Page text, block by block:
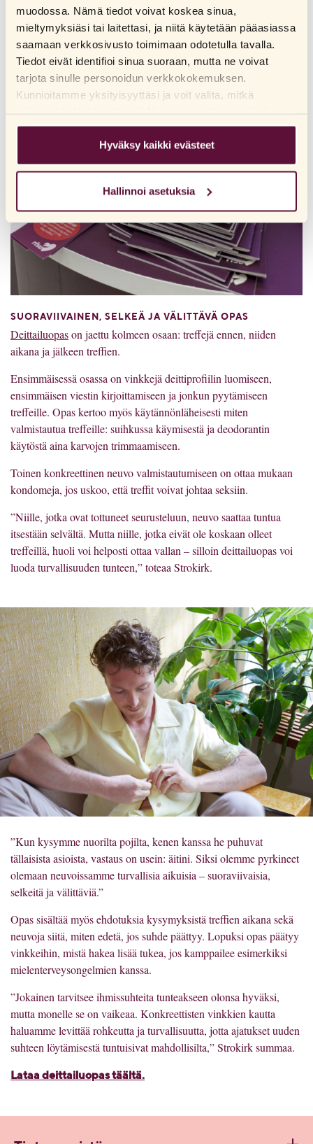
muodossa. Nämä tiedot voivat koskea sinua,
mieltymyksiäsi tai laitettasi, ja niitä käytetään pääasiassa
saamaan verkkosivusto toimimaan odotetulla tavalla.
Tiedot eivät identifioi sinua suoraan, mutta ne voivat
tarjota sinulle personoidun verkkokokemuksen.
Kunnioitamme yksityisyyttäsi ja voit valita, mitkä
otsikoita saadaksesi lisätietoja ja muuttaaksesi
oletusasetuksiamme. Huomaathan, että evästeiden
estäminen voi vaikuttaa sivuston käyttökokemukseen ja
verkkosivuillamme aiemmin ja hyväksynyt evästeiden
käytön, voit aina poistaa ne siirtymällä selaimesi
tietosuoja-asetuksiin.
Hyväksy kaikki evästeet
Hallinnoi asetuksia
SUORAVIIVAINEN, SELKEÄ JA VÄLITTÄVÄ OPAS
Deittailuopason jaettu kolmeen osaan: treffejä ennen, niiden
aikana ja jälkeen treffien.
Ensimmäisessä osassa on vinkkejä deittiprofiilin luomiseen,
ensimmäisen viestin kirjoittamiseen ja jonkun pyytämiseen
treffeille. Opas kertoo myös käytännönläheisesti miten
valmistautua treffeille: suihkussa käymisestä ja deodorantin
käytöstä aina karvojen trimmaamiseen.
Toinen konkreettinen neuvo valmistautumiseen on ottaa mukaan
kondomeja, jos uskoo, että treffit voivat johtaa seksiin.
”Niille, jotka ovat tottuneet seurusteluun, neuvo saattaa tuntua
itsestään selvältä. Mutta niille, jotka eivät ole koskaan olleet
treffeillä, huoli voi helposti ottaa vallan – silloin deittailuopas voi
luoda turvallisuuden tunteen,” toteaa Strokirk.
”Kun kysymme nuorilta pojilta, kenen kanssa he puhuvat
tällaisista asioista, vastaus on usein: äitini. Siksi olemme pyrkineet
olemaan neuvoissamme turvallisia aikuisia – suoraviivaisia,
selkeitä ja välittäviä.”
Opas sisältää myös ehdotuksia kysymyksistä treffien aikana sekä
neuvoja siitä, miten edetä, jos suhde päättyy. Lopuksi opas päätyy
vinkkeihin, mistä hakea lisää tukea, jos kamppailee esimerkiksi
mielenterveysongelmien kanssa.
”Jokainen tarvitsee ihmissuhteita tunteakseen olonsa hyväksi,
mutta monelle se on vaikeaa. Konkreettisten vinkkien kautta
haluamme levittää rohkeutta ja turvallisuutta, jotta ajatukset uuden
suhteen löytämisestä tuntuisivat mahdollisilta,” Strokirk summaa.
Lataa deittailuopas täältä.